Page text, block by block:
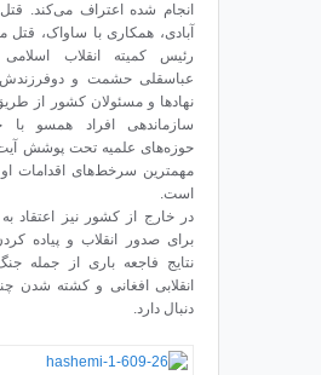
انجام شده اعتراف می‌کند.
آبادی، همکاری با ساواک، قتل
رئیس کمیته انقلاب
عباسقلی حشمت و
نهادها و مسئولان کشور از
سازماندهی افراد همسو با
حوزه‌های علمیه تحت پوشش
مهمترین سرخط‌های اقدامات
است.
در خارج از کشور نیز اعتقاد
برای صدور انقلاب و پیاده
نتایج فاجعه باری از جمله
انقلابی افغانی و کشته شدن
دنبال دارد.